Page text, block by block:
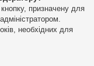
призначену для
необхідних для